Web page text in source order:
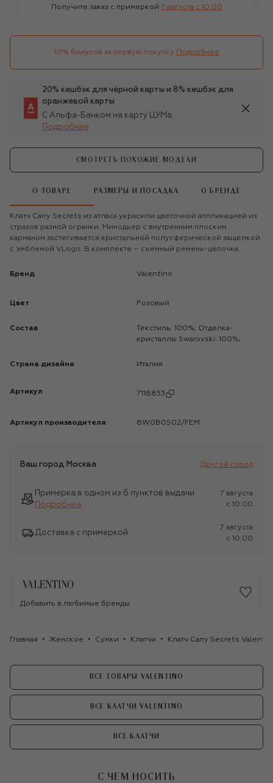
Получите заказ с примеркой 7 августа c 10:00
10% бонусов за первую покупку Подробнее
20% кешбэк для чёрной карты и 8% кешбэк для
оранжевой карты
С Альфа-Банком на карту ЦУМа
Подробнее
СМОТРЕТЬ ПОХОЖИЕ МОДЕЛИ
О ТОВАРЕ РАЗМЕРЫ И ПОСАДКА О БРЕНДЕ
Клатч Carry Secrets из атласа украсили цветочной аппликацией из
стразов разной огранки. Минодьер с внутренним плоским
карманом застегивается кристальной полусферической защелкой
с эмблемой VLogo. В комплекте – съемный ремень-цепочка.
Бренд Valentino
Цвет Розовый
Состав
Текстиль: 100%; Отделка-
кристаллы Swarovski: 100%;
Страна дизайна Италия
Артикул 7118853
Артикул производителя 8W0B0S02/FEM
Ваш город Москва Другой город
Примерка в одном из 6 пунктов выдачи
Подробнее
7 августа
c 10:00
Доставка с примеркой
7 августа
c 10:00
Добавить в любимые бренды
Главная Женское Сумки Клатчи Клатч Carry Secrets
ВСЕ ТОВАРЫ VALENTINO
ВСЕ КЛАТЧИ VALENTINO
ВСЕ КЛАТЧИ
С ЧЕМ НОСИТЬ